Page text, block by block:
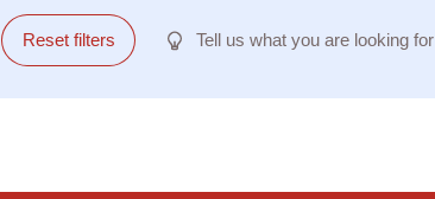
Reset filters Tell us what you are looking for